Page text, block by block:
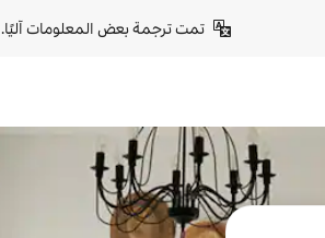
تمت ترجمة بعض المعلومات آليًا.